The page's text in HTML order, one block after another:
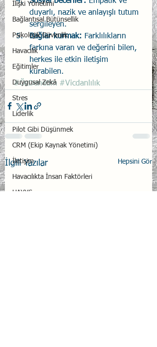
İlişki Yönetimi
Bağlantısal Bütünsellik
Psikolojik Güvenlik
Havacılık
Eğitimler
Duygusal Zekâ
Stres
Liderlik
Pilot Gibi Düşünmek
CRM (Ekip Kaynak Yönetimi)
İletişim
Havacılıkta İnsan Faktörleri
HAYYS
duyarlı, nazik ve anlayışlı tutum
sergileyen.
Bağlar kurmak: Farklılıkların
farkına varan ve değerini bilen,
herkes ile etkin iletişim
kurabilen.
#ÖzDenetim #Vicdanlılık
İlgili Yazılar Hepsini Gör